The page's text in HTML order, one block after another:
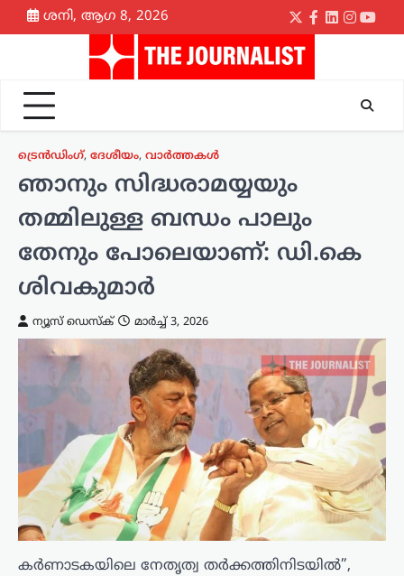
Skip
to
ശനി, ആഗ 8, 2026
Twitter
Facebook
LinkedIn
ട്രെൻഡിംഗ്, ദേശീയം, വാർത്തകൾ
ഞാനും സിദ്ധരാമയ്യയും
തമ്മിലുള്ള ബന്ധം പാലും
തേനും പോലെയാണ്: ഡി.കെ
ശിവകുമാർ
ന്യൂസ് ഡെസ്ക് മാർച്ച്‌ 3, 2026
കർണാടകയിലെ നേതൃത്വ തർക്കത്തിനിടയിൽ”,